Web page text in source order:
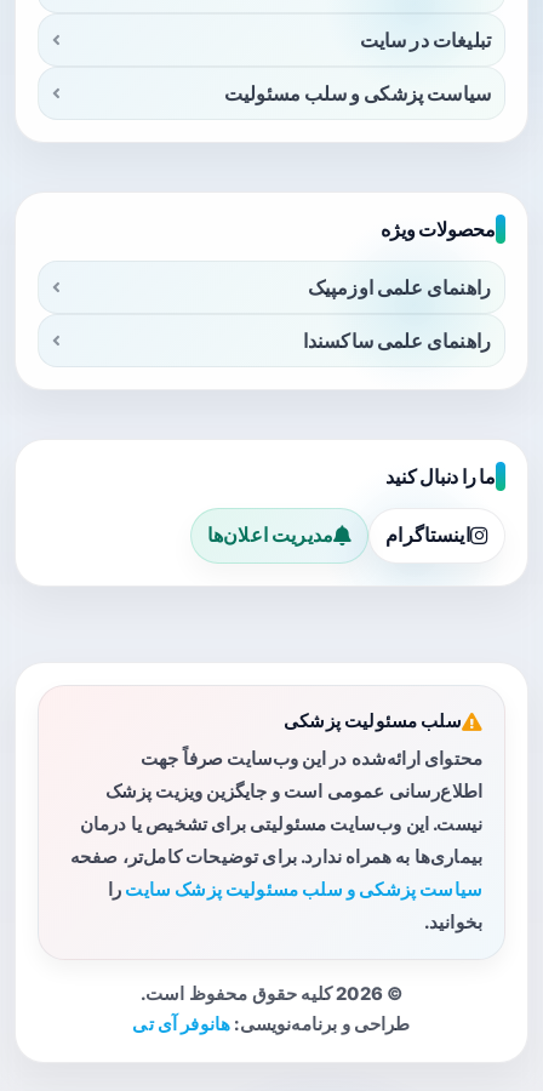
تبلیغات در سایت
سیاست پزشکی و سلب مسئولیت
محصولات ویژه
راهنمای علمی اوزمپیک
راهنمای علمی ساکسندا
ما را دنبال کنید
اینستاگرام مدیریت اعلان‌ها
سلب مسئولیت پزشکی
محتوای ارائه‌شده در این وب‌سایت صرفاً جهت
اطلاع‌رسانی عمومی است و جایگزین ویزیت پزشک
نیست. این وب‌سایت مسئولیتی برای تشخیص یا درمان
بیماری‌ها به همراه ندارد. برای توضیحات کامل‌تر، صفحه
سیاست پزشکی و سلب مسئولیت پزشک سایت را
بخوانید.
© 2026 کلیه حقوق محفوظ است.
طراحی و برنامه‌نویسی: هانوفر آی تی